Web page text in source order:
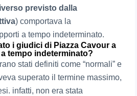
previsto dalla
) comportava la
a tempo indeterminato.
i giudici di Piazza Cavour a
tempo indeterminato?
stati definiti come “normali” e
superato il termine massimo,
infatti, non era stata